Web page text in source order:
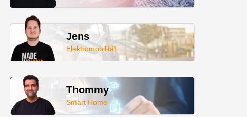
Jens
Elektromobilität
Thommy
Smart Home